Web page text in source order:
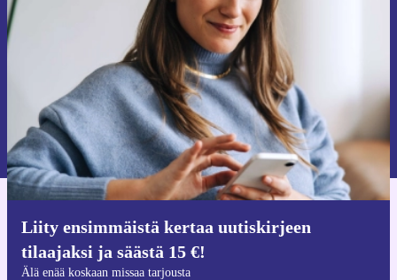
Liity ensimmäistä kertaa uutiskirjeen
tilaajaksi ja säästä 15 €!
Älä enää koskaan missaa tarjousta
Älä missaa enää yhtäkään tarjousta.
Pyydä etukuponki
Lisätietoja henkilötietojen käytöstä löydättietosuojaselosteestamme.
iOS:lle ja Androidille